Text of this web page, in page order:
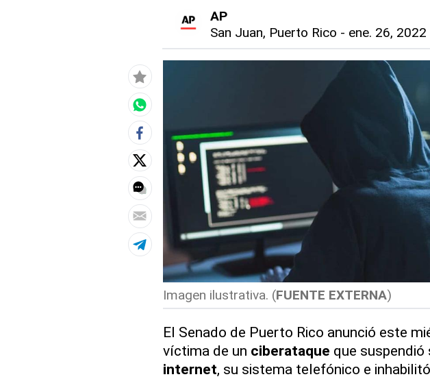
AP
San Juan, Puerto Rico - ene. 26,
Imagen ilustrativa. (FUENTE EXTERNA)
El Senado de Puerto Rico anunció este
víctima de un ciberataque que suspendió
internet, su sistema telefónico e